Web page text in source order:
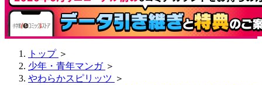
トップ ＞
少年・青年マンガ ＞
やわらかスピリッツ ＞